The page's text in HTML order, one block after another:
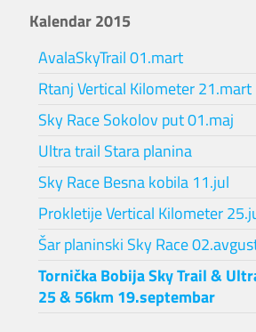
Kalendar 2015
AvalaSkyTrail 01.mart
Rtanj Vertical Kilometer 21.mart
Sky Race Sokolov put 01.maj
Ultra trail Stara planina
Sky Race Besna kobila 11.jul
Prokletije Vertical Kilometer
Šar planinski Sky Race
Tornička Bobija Sky Trail &
25 & 56km 19.septembar